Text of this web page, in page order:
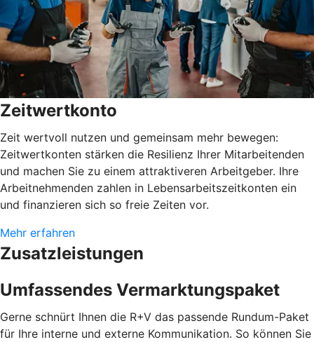
Zeitwertkonto
Zeit wertvoll nutzen und gemeinsam mehr bewegen:
Zeitwertkonten stärken die Resilienz Ihrer Mitarbeitenden
und machen Sie zu einem attraktiveren Arbeitgeber. Ihre
Arbeitnehmenden zahlen in Lebensarbeitszeitkonten ein
und finanzieren sich so freie Zeiten vor.
Mehr erfahren
Zusatzleistungen
Umfassendes Vermarktungspaket
Gerne schnürt Ihnen die R+V das passende Rundum-Paket
für Ihre interne und externe Kommunikation. So können Sie